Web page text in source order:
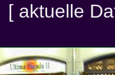
[ aktuelle